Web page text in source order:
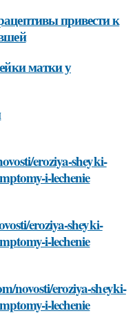
привести к
матки у
eroziya-sheyki-
i-lechenie
eroziya-sheyki-
i-lechenie
novosti/eroziya-sheyki-
i-lechenie